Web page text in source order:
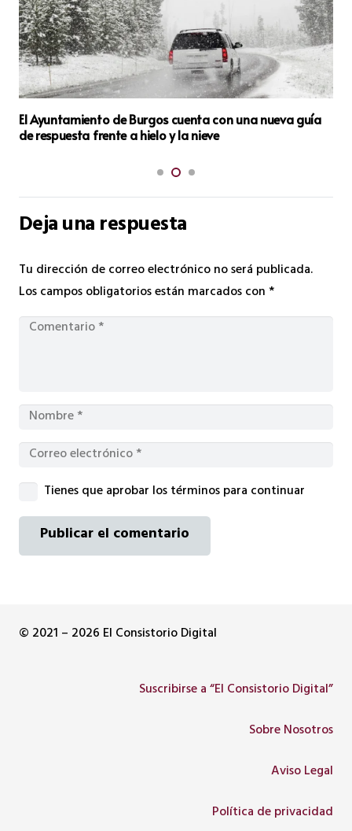
El Ayuntamiento de Burgos cuenta con una nueva guía
de respuesta frente a hielo y la nieve
Deja una respuesta
Tu dirección de correo electrónico no será publicada.
Los campos obligatorios están marcados con*
Tienes que aprobar los términos para continuar
Publicar el comentario
© 2021 – 2026 El Consistorio Digital
Suscribirse a “El Consistorio Digital”
Sobre Nosotros
Aviso Legal
Política de privacidad